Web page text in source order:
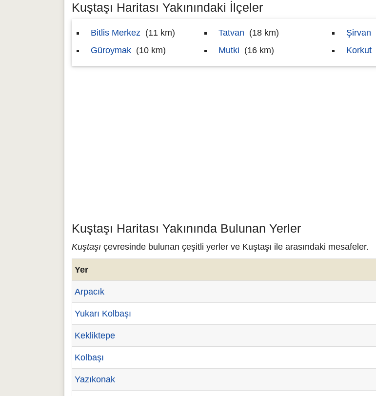
Kuştaşı Haritası Yakınındaki İlçeler
Bitlis Merkez (11 km)
Güroymak (10 km)
Tatvan (18 km)
Mutki (16 km)
Şirvan
Korkut
Kuştaşı Haritası Yakınında Bulunan Yerler
Kuştaşı çevresinde bulunan çeşitli yerler ve Kuştaşı ile arasındaki mesafeler.
Yer
Arpacık
Yukarı Kolbaşı
Kekliktepe
Kolbaşı
Yazıkonak